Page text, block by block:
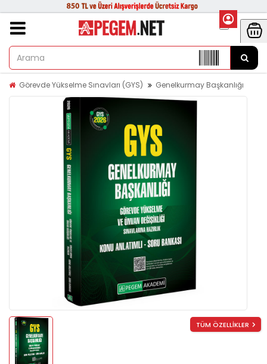
Görevde Yükselme Sınavları (GYS) Genelkurmay Başkanlığı
TÜM ÖZELLİKLER